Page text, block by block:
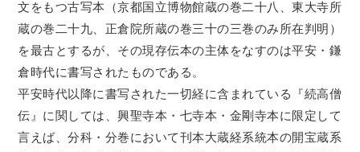
文をもつ古写本（京都国立博物館蔵の巻二十八、東大寺所
蔵の巻二十九、正倉院所蔵の巻三十の三巻のみ所在判明）
を最古とするが、その現存伝本の主体をなすのは平安・鎌
倉時代に書写されたものである。
平安時代以降に書写された一切経に含まれている『続高僧
伝』に関しては、興聖寺本・七寺本・金剛寺本に限定して
言えば、分科・分巻において刊本大蔵経系統本の開宝蔵系